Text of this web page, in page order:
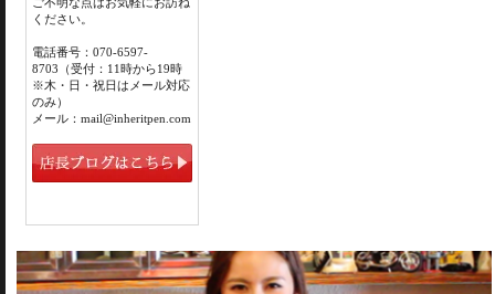
ください。
電話番号：070-6597-
8703（受付：11時から19時
※木・日・祝日はメール対応
のみ）
メール：mail@inheritpen.com